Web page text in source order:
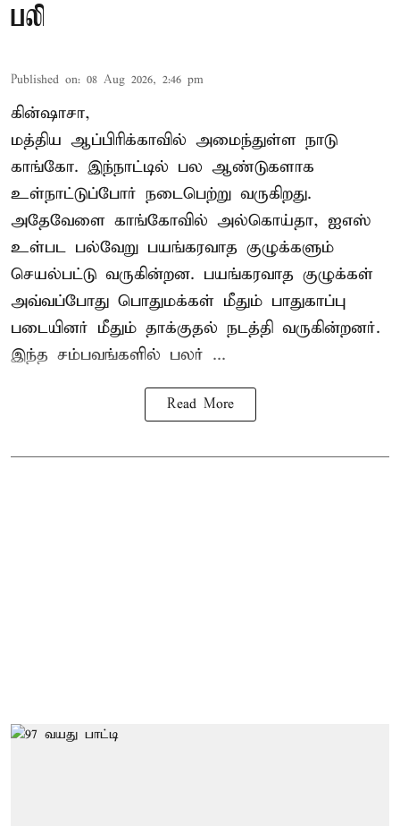
பலி
Published on: 08 Aug 2026, 2:46 pm
கின்ஷாசா,
மத்திய ஆப்பிரிக்காவில் அமைந்துள்ள நாடு
காங்கோ. இந்நாட்டில் பல ஆண்டுகளாக
உள்நாட்டுப்போர் நடைபெற்று வருகிறது.
அதேவேளை காங்கோவில் அல்கொய்தா, ஐஎஸ்
உள்பட பல்வேறு பயங்கரவாத குழுக்களும்
செயல்பட்டு வருகின்றன. பயங்கரவாத குழுக்கள்
அவ்வப்போது பொதுமக்கள் மீதும் பாதுகாப்பு
படையினர் மீதும் தாக்குதல் நடத்தி வருகின்றனர்.
இந்த சம்பவங்களில் பலர் ...
Read More